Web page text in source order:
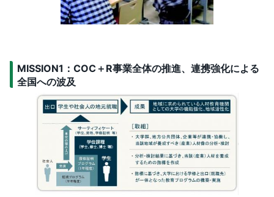
MISSION1：COC＋R事業全体の推進、連携強化による
全国への波及